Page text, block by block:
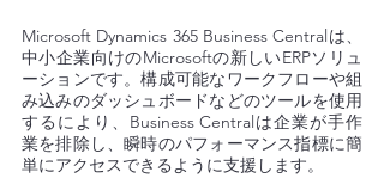
Microsoft Dynamics 365 Business Centralは、
中小企業向けのMicrosoftの新しいERPソリュ
ーションです。構成可能なワークフローや組
み込みのダッシュボードなどのツールを使用
するにより、Business Centralは企業が手作
業を排除し、瞬時のパフォーマンス指標に簡
単にアクセスできるように支援します。